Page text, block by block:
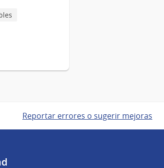
Reportar errores o sugerir mejoras